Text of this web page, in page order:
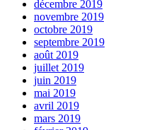
décembre 2019
novembre 2019
octobre 2019
septembre 2019
août 2019
juillet 2019
juin 2019
mai 2019
avril 2019
mars 2019